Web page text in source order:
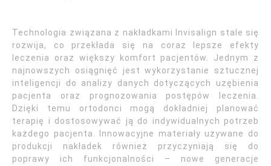
Technologia związana z nakładkami Invisalign stale się
rozwija, co przekłada się na coraz lepsze efekty
leczenia oraz większy komfort pacjentów. Jednym z
najnowszych osiągnięć jest wykorzystanie sztucznej
inteligencji do analizy danych dotyczących uzębienia
pacjenta oraz prognozowania postępów leczenia.
Dzięki temu ortodonci mogą dokładniej planować
terapię i dostosowywać ją do indywidualnych potrzeb
każdego pacjenta. Innowacyjne materiały używane do
produkcji nakładek również przyczyniają się do
poprawy ich funkcjonalności – nowe generacje